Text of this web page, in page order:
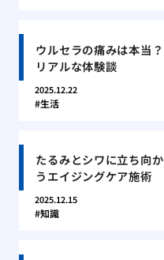
ウルセラの痛みは本当？
リアルな体験談
2025.12.22
生活
たるみとシワに立ち向か
うエイジングケア施術
2025.12.15
知識